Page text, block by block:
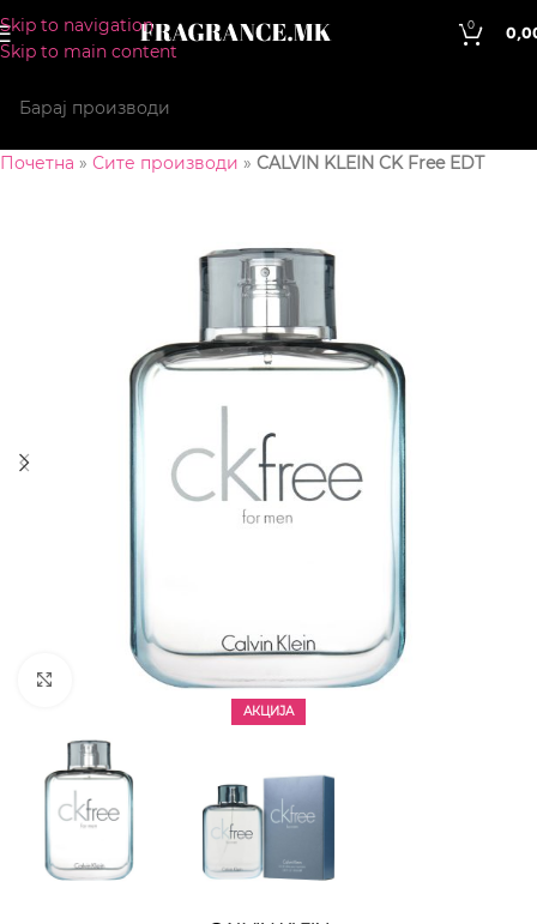
Skip to navigation
Skip to main content
0
Почетна » Сите производи » CALVIN KLEIN CK Free EDT
АКЦИЈА
CLICK TO ENLARGE